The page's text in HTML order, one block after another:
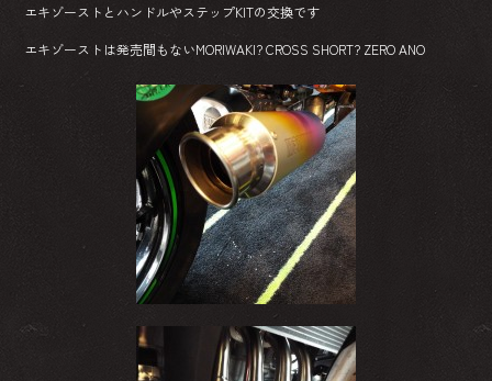
エキゾーストとハンドルやステップKITの交換です
エキゾーストは発売間もないMORIWAKI? CROSS SHORT? ZERO ANO